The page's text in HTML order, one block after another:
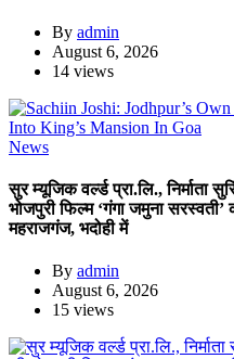
By admin
August 6, 2026
14 views
News
सुर म्यूजिक वर्ल्ड प्रा.लि., निर्माता
भोजपुरी फिल्म ‘गंगा जमुना
महराजगंज, भदोही में
By admin
August 6, 2026
15 views